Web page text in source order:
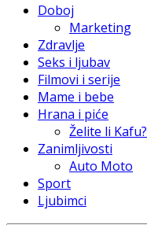
Doboj
Marketing
Zdravlje
Seks i ljubav
Filmovi i serije
Mame i bebe
Hrana i piće
Želite li Kafu?
Zanimljivosti
Auto Moto
Sport
Ljubimci